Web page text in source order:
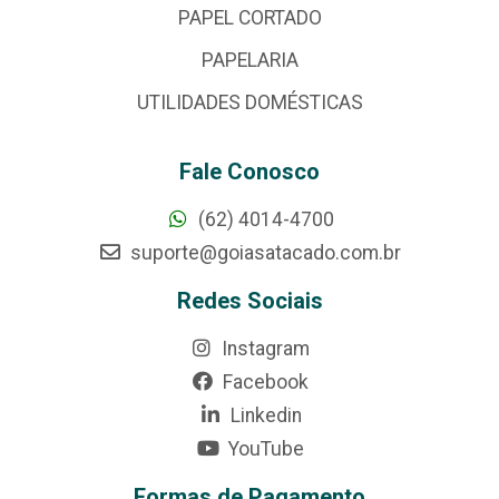
PAPEL CORTADO
PAPELARIA
UTILIDADES DOMÉSTICAS
Fale Conosco
(62) 4014-4700
suporte@goiasatacado.com.br
Redes Sociais
Instagram
Facebook
Linkedin
YouTube